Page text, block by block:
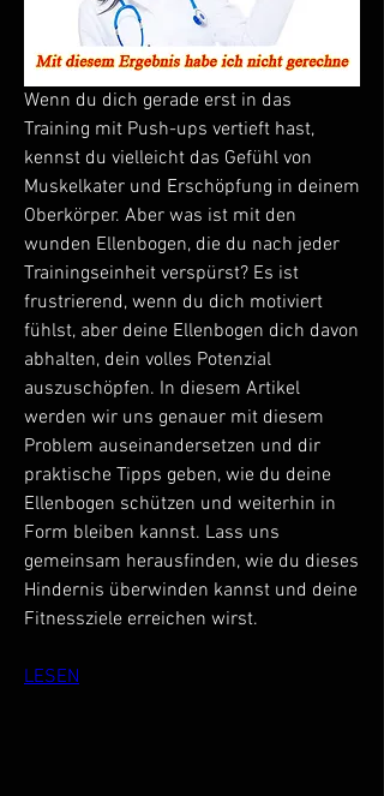
Wenn du dich gerade erst in das
Training mit Push-ups vertieft hast,
kennst du vielleicht das Gefühl von
Muskelkater und Erschöpfung in deinem
Oberkörper. Aber was ist mit den
wunden Ellenbogen, die du nach jeder
Trainingseinheit verspürst? Es ist
frustrierend, wenn du dich motiviert
fühlst, aber deine Ellenbogen dich davon
abhalten, dein volles Potenzial
auszuschöpfen. In diesem Artikel
werden wir uns genauer mit diesem
Problem auseinandersetzen und dir
praktische Tipps geben, wie du deine
Ellenbogen schützen und weiterhin in
Form bleiben kannst. Lass uns
gemeinsam herausfinden, wie du dieses
Hindernis überwinden kannst und deine
Fitnessziele erreichen wirst.
LESEN